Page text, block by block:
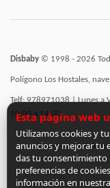
Disbaby © 1998 - 2026
Polígono Los Hostales,
Telf: 978971038 | Lunes a
10:00 a 14:00
Incorporación de
Esta página web
Utilizamos cookies y
anuncios y mejorar tu
das tu consentimiento
preferencias de
información en